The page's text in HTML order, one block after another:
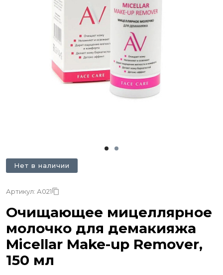
Нет в наличии
Артикул: А021
Очищающее мицеллярное
молочко для демакияжа
Micellar Make-up Remover,
150 мл